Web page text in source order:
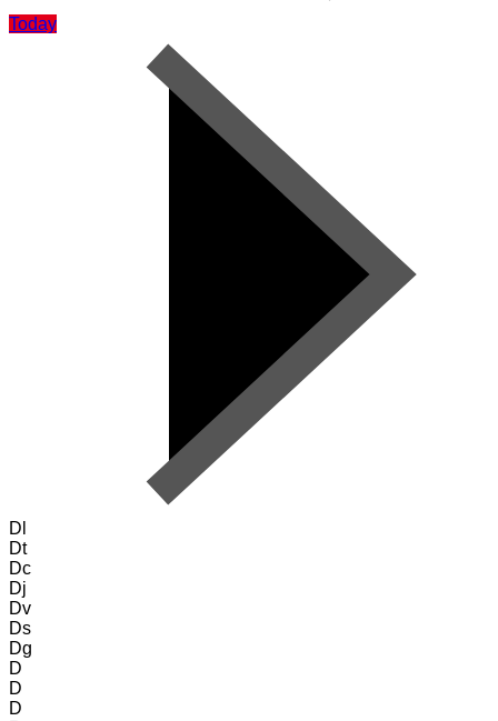
Today
Dl
Dt
Dc
Dj
Dv
Ds
Dg
D
D
D